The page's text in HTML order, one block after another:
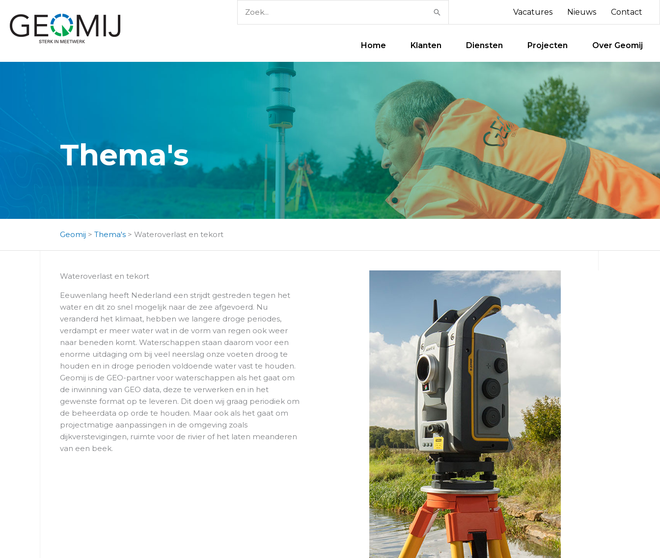
naar
inhoud
naar:
Vacatures Nieuws Contact
Home Klanten Diensten Projecten Over Geomij
Thema's
Geomij > Thema's > Wateroverlast en tekort
Wateroverlast en tekort
Eeuwenlang heeft Nederland een strijdt gestreden tegen het
water en dit zo snel mogelijk naar de zee afgevoerd. Nu
veranderd het klimaat, hebben we langere droge periodes,
verdampt er meer water wat in de vorm van regen ook weer
naar beneden komt. Waterschappen staan daarom voor een
enorme uitdaging om bij veel neerslag onze voeten droog te
houden en in droge perioden voldoende water vast te houden.
Geomij is de GEO-partner voor waterschappen als het gaat om
de inwinning van GEO data, deze te verwerken en in het
gewenste format op te leveren. Dit doen wij graag periodiek om
de beheerdata op orde te houden. Maar ook als het gaat om
projectmatige aanpassingen in de omgeving zoals
dijkverstevigingen, ruimte voor de rivier of het laten meanderen
van een beek.